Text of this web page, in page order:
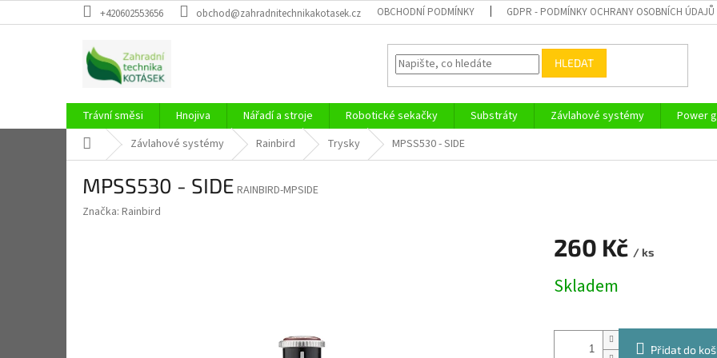
na
+420602553656 obchod@zahradnitechnikakotasek.cz OBCHODNÍ PODMÍNKY GDPR - PODMÍNKY OCHRANY OSOBNÍCH ÚDAJŮ
HLEDAT
Trávní směsi Hnojiva Nářadí a stroje Robotické sekačky Substráty Závlahové systémy Power
Domů Závlahové systémy Rainbird Trysky MPSS530 - SIDE
MPSS530 - SIDE RAINBIRD-MPSIDE
Značka: Rainbird
260 Kč / ks
cena:
Skladem
Přidat do